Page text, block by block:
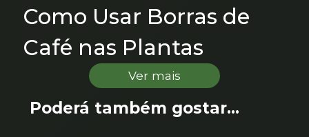
Como Usar Borras de
Café nas Plantas
Ver mais
Poderá também gostar...